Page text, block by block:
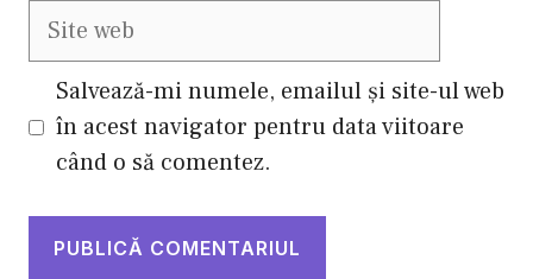
Site
Salvează-mi numele, emailul și site-ul web
în acest navigator pentru data viitoare
când o să comentez.